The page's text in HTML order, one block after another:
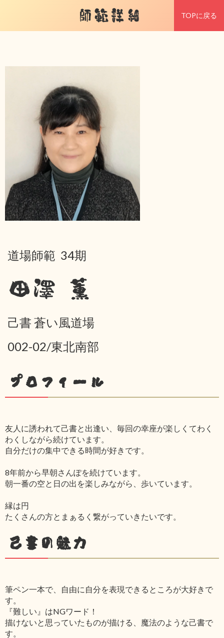
師範詳細 TOPに戻る
道場師範 34期
田澤 薫
己書 蒼い風道場
002-02/東北南部
プロフィール
友人に誘われて己書と出逢い、毎回の幸座が楽しくてわく
わくしながら続けています。
自分だけの集中できる時間が好きです。
8年前から早朝さんぽを続けています。
朝一番の空と日の出を楽しみながら、歩いています。
縁は円
たくさんの方とまぁるく繋がっていきたいです。
己書の魅力
筆ペン一本で、自由に自分を表現できるところが大好きで
す。
『難しい』はNGワード！
描けないと思っていたものが描ける、魔法のような己書で
す。